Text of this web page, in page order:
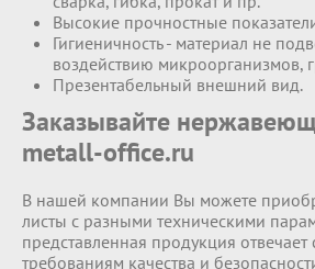
Высокие прочностные
Гигиеничность - материал не
воздействию микроорганизмов,
Презентабельный внешний вид.
Заказывайте
metall-office.ru
В нашей компании Вы можете
листы с разными техническими
представленная продукция
требованиям качества и